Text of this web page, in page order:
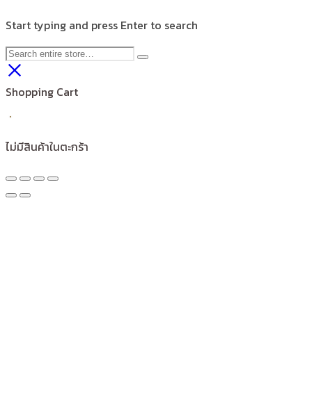
Start typing and press Enter to search
Shopping Cart
ไม่มีสินค้าในตะกร้า